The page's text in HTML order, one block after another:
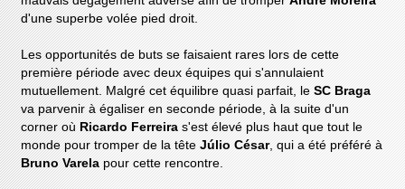
d'une superbe volée pied droit.
Les opportunités de buts se faisaient rares lors de cette
première période avec deux équipes qui s'annulaient
mutuellement. Malgré cet équilibre quasi parfait, leSC Braga
va parvenir à égaliser en seconde période, à la suite d'un
corner où Ricardo Ferreiras'est élevé plus haut que tout le
monde pour tromper de la têteJúlio César, qui a été préféré à
Bruno Varela pour cette rencontre.